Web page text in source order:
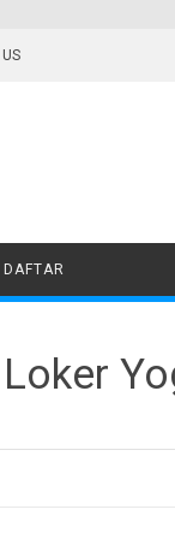
DAFTAR